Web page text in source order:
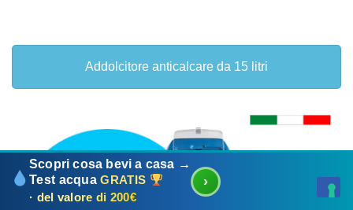
Addolcitore anticalcare da 15 litri
Scopri cosa bevi a casa →
Test acquaGRATIS
· del valore di 200€
›